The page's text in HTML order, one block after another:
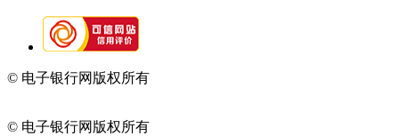
© 电子银行网版权所有
© 电子银行网版权所有